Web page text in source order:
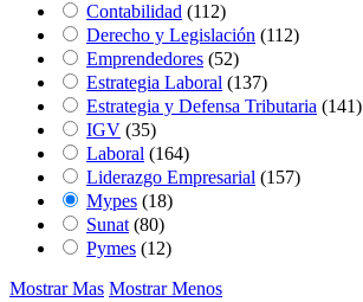
Contabilidad (112)
Derecho y Legislación (112)
Emprendedores (52)
Estrategia Laboral (137)
Estrategia y Defensa Tributaria (141)
IGV (35)
Laboral (164)
Liderazgo Empresarial (157)
Mypes (18)
Sunat (80)
Pymes (12)
Mostrar Mas Mostrar Menos